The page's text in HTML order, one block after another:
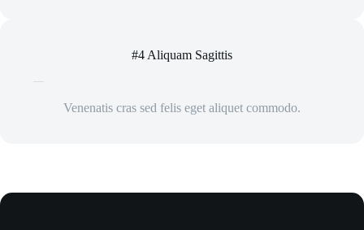
#4 Aliquam Sagittis
Venenatis cras sed felis eget aliquet commodo.